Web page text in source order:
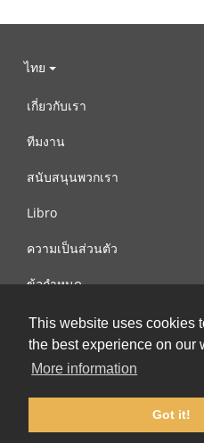
This website uses cookies
the best experience on our
More information
Got it!
ไทย
เกี่ยวกับเรา
ทีมงาน
สนับสนุนพวกเรา
Libro
ความเป็นส่วนตัว
ข้อกำหนด
ติดต่อเรา
© 2002-2026